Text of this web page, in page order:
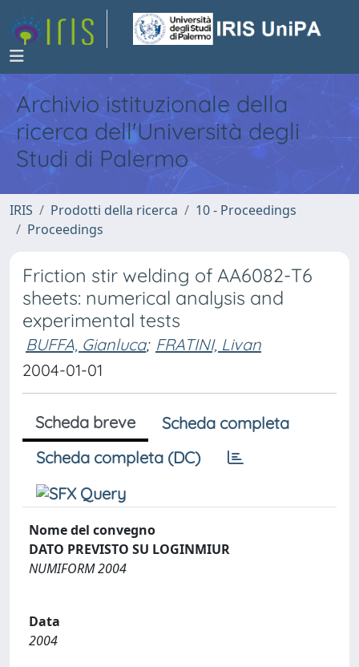
Archivio istituzionale della
ricerca dell'Università degli
Studi di Palermo
IRIS Prodotti della ricerca
10 - Proceedings
Proceedings
Friction stir welding of AA6082-T6
sheets: numerical analysis and
experimental tests
BUFFA, Gianluca; FRATINI, Livan
2004-01-01
Scheda breve
Scheda completa
Scheda completa (DC)
Nome del convegno
DATO PREVISTO SU LOGINMIUR
NUMIFORM 2004
Data
2004